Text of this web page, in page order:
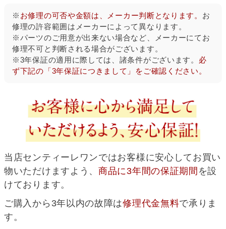
※ お修理の可否や金額は、メーカー判断となります。 お
修理の許容範囲はメーカーによって異なります。
※パーツのご用意が出来ない場合など、メーカーにてお
修理不可と判断される場合がございます。
※3年保証の適用に際しては、諸条件がございます。 必
ず下記の「3年保証につきまして」をご確認ください。
当店センティーレワンではお客様に安心してお買い
物いただけますよう、 商品に3年間の保証期間 を設
けております。
ご購入から3年以内の故障は修理代金無料で承りま
す。